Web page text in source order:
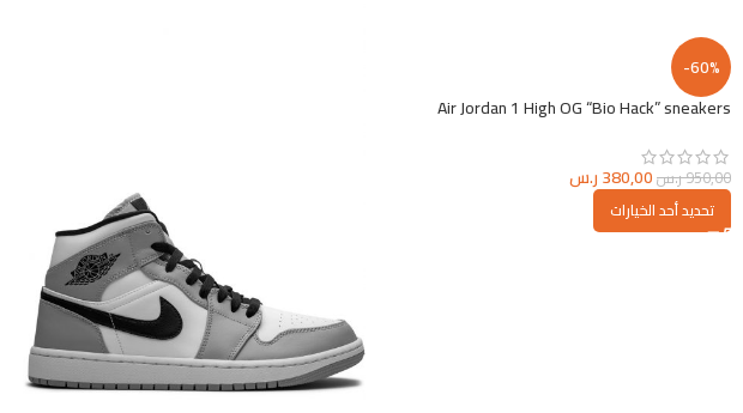
-60%
Air Jordan 1 High OG “Bio Hack” sneakers
950,00ر.س380,00ر.س
تحديد أحد الخيارات